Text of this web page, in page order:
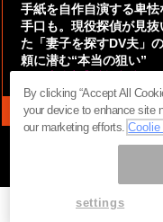
手紙を自作自演する卑怯
手口も。現役探偵が見抜
た「妻子を探すDV夫」
頼に潜む“本当の狙い”
ページ内の商標は全て商
まぐまぐ！
By clicking “Accept All
your device to enhance site
our marketing efforts.
settings